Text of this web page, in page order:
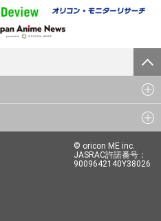
© oricon ME inc.
JASRAC許諾番号：
9009642140Y38026